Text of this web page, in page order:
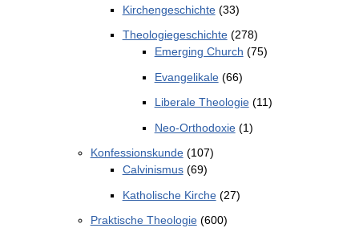
Kirchengeschichte(33)
Theologiegeschichte(278)
Emerging Church (75)
Evangelikale(66)
Liberale Theologie(11)
Neo-Orthodoxie(1)
Konfessionskunde(107)
Calvinismus(69)
Katholische Kirche(27)
Praktische Theologie(600)